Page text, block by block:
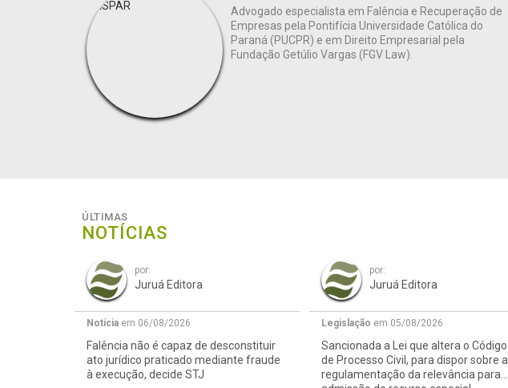
Advogado especialista em Falência e Recuperação de
Empresas pela Pontifícia Universidade Católica do
Paraná (PUCPR) e em Direito Empresarial pela
Fundação Getúlio Vargas (FGV Law).
ÚLTIMAS
NOTÍCIAS
por:
Juruá Editora
Notícia em 06/08/2026
Falência não é capaz de desconstituir
ato jurídico praticado mediante fraude
à execução, decide STJ
por:
Juruá Editora
Legislação em 05/08/2026
Sancionada a Lei que altera o Código
de Processo Civil, para dispor sobre a
regulamentação da relevância para